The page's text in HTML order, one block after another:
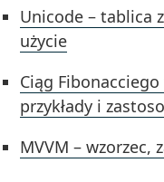
Unicode – tablica
użycie
Ciąg
przykłady i
MVVM – wzorzec,